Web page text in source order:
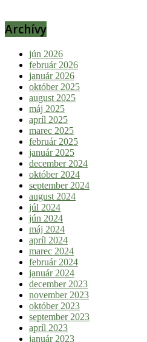
Archívy
jún 2026
február 2026
január 2026
október 2025
august 2025
máj 2025
apríl 2025
marec 2025
február 2025
január 2025
december 2024
október 2024
september 2024
august 2024
júl 2024
jún 2024
máj 2024
apríl 2024
marec 2024
február 2024
január 2024
december 2023
november 2023
október 2023
september 2023
apríl 2023
január 2023